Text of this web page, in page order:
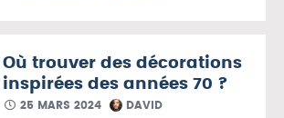
Où trouver des décorations
inspirées des années 70 ?
25 MARS 2024 DAVID